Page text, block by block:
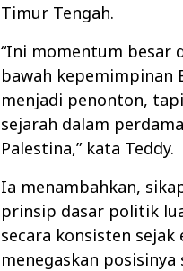
Timur Tengah.
“Ini momentum besar
bawah kepemimpinan
menjadi penonton,
sejarah dalam
Palestina,” kata Teddy.
Ia menambahkan,
prinsip dasar politik
secara konsisten
menegaskan